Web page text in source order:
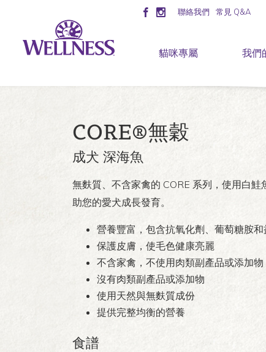
聯絡我們 常見 Q&A
貓咪專屬 我們
CORE®無穀
成犬 深海魚
無麩質、不含家禽的 CORE 系列，使用白
助您的愛犬成長發育。
營養豐富，包含抗氧化劑、葡萄糖胺
保護皮膚，使毛色健康亮麗
不含家禽，不使用肉類副產品或添加物
沒有肉類副產品或添加物
使用天然與無麩質成份
提供完整均衡的營養
食譜